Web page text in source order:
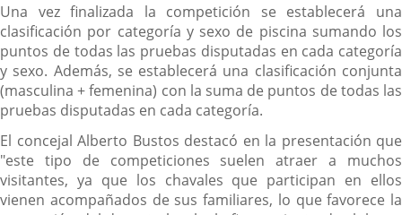
Una vez finalizada la competición se establecerá una
clasificación por categoría y sexo de piscina sumando los
puntos de todas las pruebas disputadas en cada categoría
y sexo. Además, se establecerá una clasificación conjunta
(masculina + femenina) con la suma de puntos de todas las
pruebas disputadas en cada categoría.
El concejal Alberto Bustos destacó en la presentación que
"este tipo de competiciones suelen atraer a muchos
visitantes, ya que los chavales que participan en ellos
vienen acompañados de sus familiares, lo que favorece la